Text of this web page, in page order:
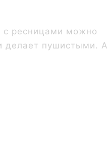
с ресницами можно
делает пушистыми.